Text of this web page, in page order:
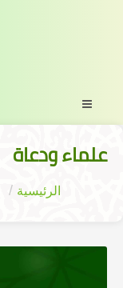
علماء ودعاة
الرئيسية